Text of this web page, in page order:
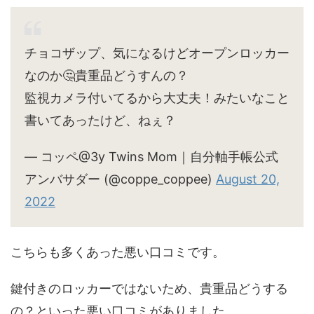
チョコザップ、気になるけどオープンロッカー
なのか🤔貴重品どうすんの？
監視カメラ付いてるから大丈夫！みたいなこと
書いてあったけど、ねぇ？
— コッペ@3y Twins Mom｜自分軸手帳公式
アンバサダー (@coppe_coppee) August 20,
2022
こちらも多くあった悪い口コミです。
鍵付きのロッカーではないため、貴重品どうする
の？といった悪い口コミがありました。